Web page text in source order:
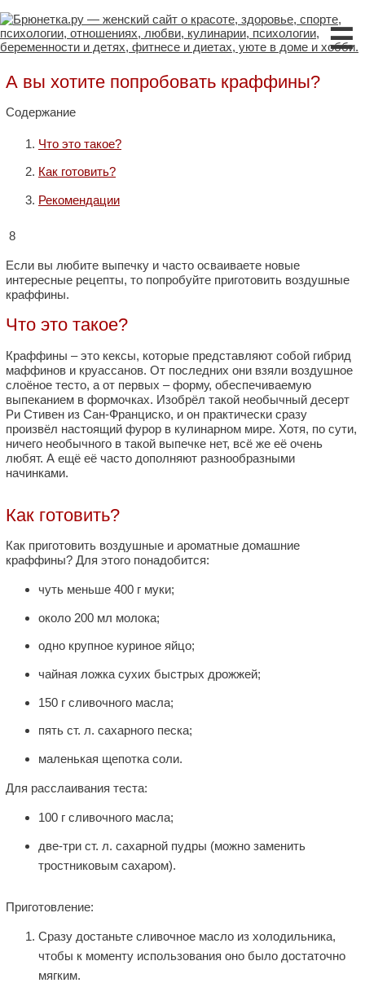
☰
А вы хотите попробовать краффины?
Содержание
Что это такое?
Как готовить?
Рекомендации
8
Если вы любите выпечку и часто осваиваете новые
интересные рецепты, то попробуйте приготовить воздушные
краффины.
Что это такое?
Краффины – это кексы, которые представляют собой гибрид
маффинов и круассанов. От последних они взяли воздушное
слоёное тесто, а от первых – форму, обеспечиваемую
выпеканием в формочках. Изобрёл такой необычный десерт
Ри Стивен из Сан-Франциско, и он практически сразу
произвёл настоящий фурор в кулинарном мире. Хотя, по сути,
ничего необычного в такой выпечке нет, всё же её очень
любят. А ещё её часто дополняют разнообразными
начинками.
Как готовить?
Как приготовить воздушные и ароматные домашние
краффины? Для этого понадобится:
чуть меньше 400 г муки;
около 200 мл молока;
одно крупное куриное яйцо;
чайная ложка сухих быстрых дрожжей;
150 г сливочного масла;
пять ст. л. сахарного песка;
маленькая щепотка соли.
Для расслаивания теста:
100 г сливочного масла;
две-три ст. л. сахарной пудры (можно заменить
тростниковым сахаром).
Приготовление:
Сразу достаньте сливочное масло из холодильника,
чтобы к моменту использования оно было достаточно
мягким.